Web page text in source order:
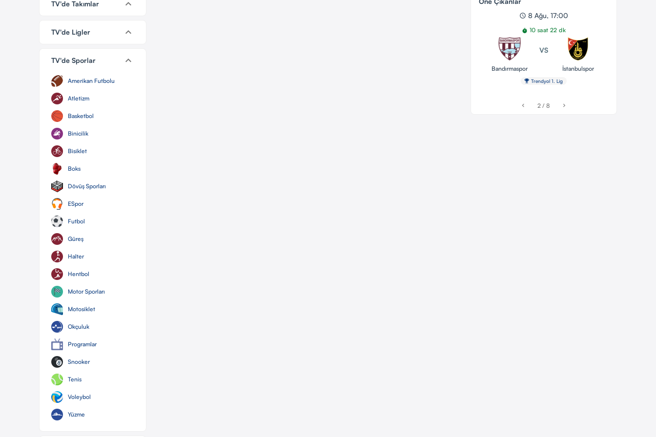
TV'de Takımlar keyboard_arrow_down
TV'de Ligler keyboard_arrow_down
TV'de Sporlar keyboard_arrow_down
Amerikan Futbolu
Atletizm
Basketbol
Binicilik
Bisiklet
Boks
Dövüş Sporları
ESpor
Futbol
Güreş
Halter
Hentbol
Motor Sporları
Motosiklet
Okçuluk
Programlar
Snooker
Tenis
Voleybol
Yüzme
schedule 8 Ağu, 17:00
timer 10 saat 22 dk
Bandırmaspor
VS
İstanbulspor
emoji_events Trendyol 1. Lig
chevron_left 2 / 8 chevron_right